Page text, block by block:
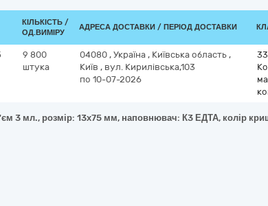
КІЛЬКІСТЬ /
ОД.ВИМІРУ
АДРЕСА ДОСТАВКИ / ПЕРІОД ДОСТАВКИ
9 800
штука
04080 , Україна , Київська область ,
Київ , вул. Кирилівська,103
по 10-07-2026
3 мл., розмір: 13х75 мм, наповнювач: К3 ЕДТА, колір